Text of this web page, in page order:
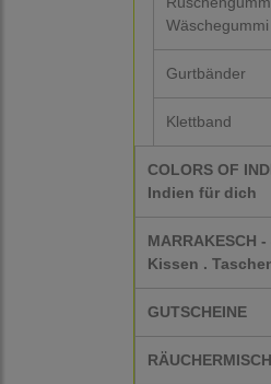
Wäschegummi
Gurtbänder
Klettband
COLORS OF
Indien für dich
MARRAKESCH
Kissen .
GUTSCHEINE